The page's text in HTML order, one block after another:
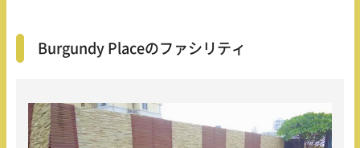
Burgundy Placeのファシリティ